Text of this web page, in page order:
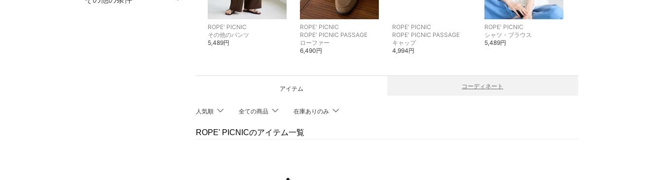
ーオール
クリア 絞り込み
ROPE' PICNIC
その他のパンツ
5,489円
ROPE' PICNIC
ROPE' PICNIC PASSAGE
ローファー
6,490円
ROPE' PICNIC
ROPE' PICNIC PASSAGE
キャップ
4,994円
ROPE' PICNIC
シャツ・ブラウス
5,489円
アイテム コーディネート
人気順 全ての商品 在庫ありのみ
ROPE' PICNICのアイテム一覧